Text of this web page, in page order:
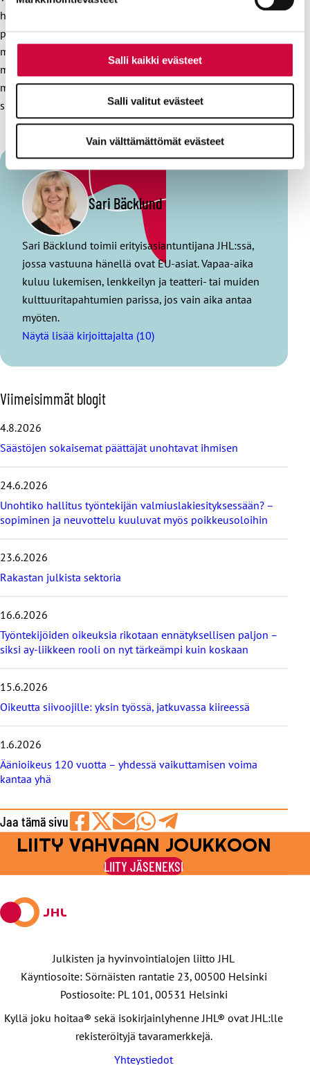
Salli kaikki evästeet
Salli valitut evästeet
Vain välttämättömät evästeet
hallituksen agendalle. Olisiko vihdoin aika saada tehtyä
perhevapaauudistus, joka huomioisi niin lasten kuin
muidenkin hoivaa tarvitsevien vanhemmat, huoltajat ja
muutkin läheiset tasaveroisesti? Rakennetaan sellainen
malli, jossa kaunista on kääreen (korupuheiden) lisäksi myös
sisältö (tasa-arvoisempi hoiva).
Sari Bäcklund
Sari Bäcklund toimii erityisasiantuntijana JHL:ssä,
jossa vastuuna hänellä ovat EU-asiat. Vapaa-aika
kuluu lukemisen, lenkkeilyn ja teatteri- tai muiden
kulttuuritapahtumien parissa, jos vain aika antaa
myöten.
Näytä lisää kirjoittajalta (10)
O
h
a
v
i
i
m
e
i
m
t
b
l
g
i
t
Viimeisimmät blogit
4.8.2026
Säästöjen sokaisemat päättäjät unohtavat ihmisen
24.6.2026
Unohtiko hallitus työntekijän valmiuslakiesityksessään? –
sopiminen ja neuvottelu kuuluvat myös poikkeusoloihin
23.6.2026
Rakastan julkista sektoria
16.6.2026
Työntekijöiden oikeuksia rikotaan ennätyksellisen paljon –
siksi ay-liikkeen rooli on nyt tärkeämpi kuin koskaan
15.6.2026
Oikeutta siivoojille: yksin työssä, jatkuvassa kiireessä
1.6.2026
Äänioikeus 120 vuotta – yhdessä vaikuttamisen voima
kantaa yhä
Jaa tämä sivu
Jaa
Facebookissa
Jaa
viestipalvelu
X:ssä
Jaa
sähköpostilla
Jaa
WhatsAppilla
Jaa
Telegramilla
LIITY VAHVAAN JOUKKOON
LIITY JÄSENEKSI
Julkisten ja hyvinvointialojen liitto JHL
Käyntiosoite: Sörnäisten rantatie 23, 00500 Helsinki
Postiosoite: PL 101, 00531 Helsinki
Kyllä joku hoitaa® sekä isokirjainlyhenne JHL® ovat JHL:lle
rekisteröityjä tavaramerkkejä.
Yhteystiedot